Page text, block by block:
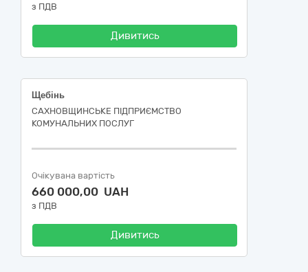
з ПДВ
Дивитись
Щебінь
САХНОВЩИНСЬКЕ ПІДПРИЄМСТВО
КОМУНАЛЬНИХ ПОСЛУГ
Очікувана вартість
660 000,00 UAH
з ПДВ
Дивитись